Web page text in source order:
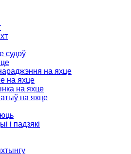
судоў
на яхце
на яхце
на яхце
на яхце
і падзякі